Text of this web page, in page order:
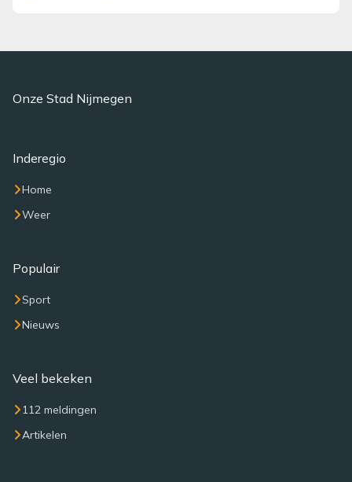
Onze Stad Nijmegen
Inderegio
Home
Weer
Populair
Sport
Nieuws
Veel bekeken
112 meldingen
Artikelen